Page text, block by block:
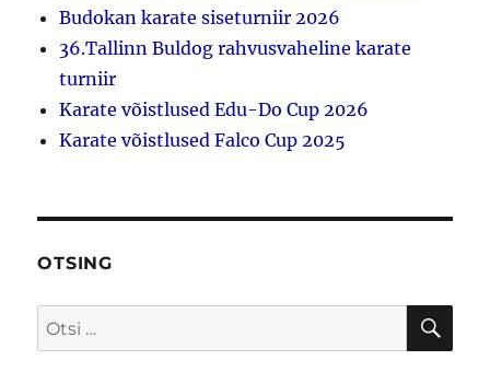
Budokan karate siseturniir 2026
36.Tallinn Buldog rahvusvaheline karate
turniir
Karate võistlused Edu-Do Cup 2026
Karate võistlused Falco Cup 2025
OTSING
Otsi: